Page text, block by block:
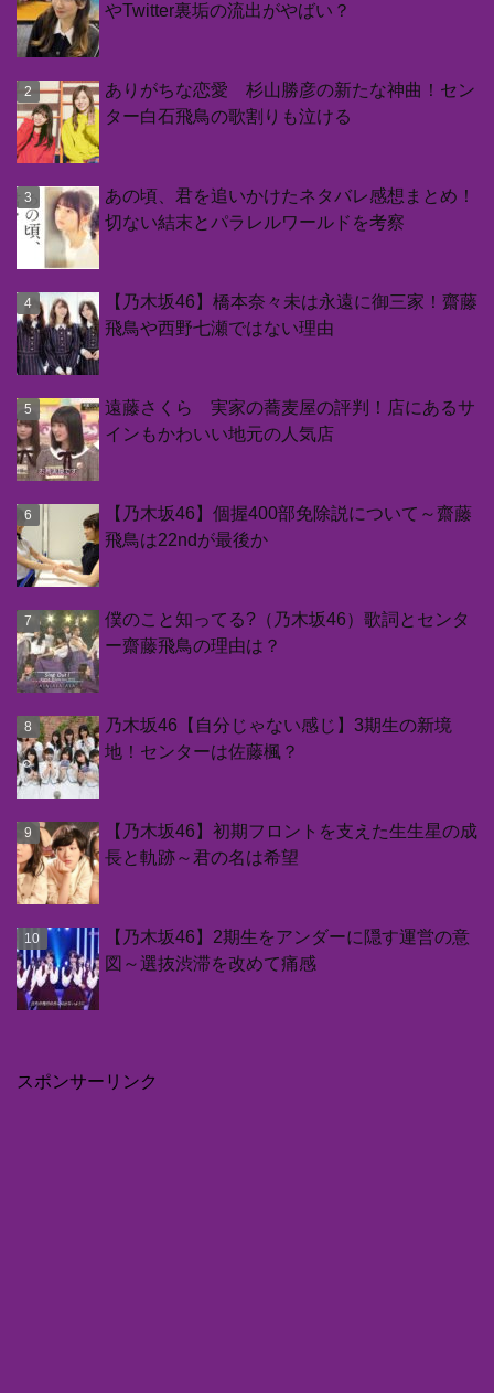
やTwitter裏垢の流出がやばい？
ありがちな恋愛 杉山勝彦の新たな神曲！セン
ター白石飛鳥の歌割りも泣ける
あの頃、君を追いかけたネタバレ感想まとめ！
切ない結末とパラレルワールドを考察
【乃木坂46】橋本奈々未は永遠に御三家！齋藤
飛鳥や西野七瀬ではない理由
遠藤さくら 実家の蕎麦屋の評判！店にあるサ
インもかわいい地元の人気店
【乃木坂46】個握400部免除説について～齋藤
飛鳥は22ndが最後か
僕のこと知ってる?（乃木坂46）歌詞とセンタ
ー齋藤飛鳥の理由は？
乃木坂46【自分じゃない感じ】3期生の新境
地！センターは佐藤楓？
【乃木坂46】初期フロントを支えた生生星の成
長と軌跡～君の名は希望
【乃木坂46】2期生をアンダーに隠す運営の意
図～選抜渋滞を改めて痛感
スポンサーリンク